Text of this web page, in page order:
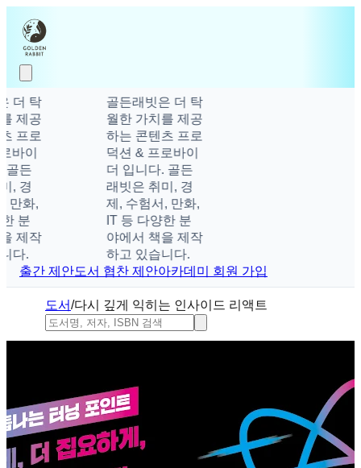
더 탁
제공
프로
바이
든
, 경
만화,
분
제작
다.
골든래빗은 더 탁
월한 가치를 제공
하는 콘텐츠 프로
덕션 & 프로바이
더 입니다. 골든
래빗은 취미, 경
제, 수험서, 만화,
IT 등 다양한 분
야에서 책을 제작
하고 있습니다.
출간 제안도서 협찬 제안아카데미 회원 가입
도서/다시 깊게 익히는 인사이드 리액트